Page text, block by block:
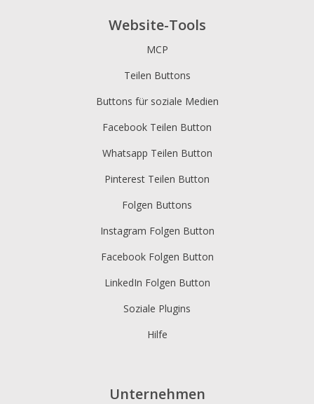
Website-Tools
MCP
Teilen Buttons
Buttons für soziale Medien
Facebook Teilen Button
Whatsapp Teilen Button
Pinterest Teilen Button
Folgen Buttons
Instagram Folgen Button
Facebook Folgen Button
LinkedIn Folgen Button
Soziale Plugins
Hilfe
Unternehmen